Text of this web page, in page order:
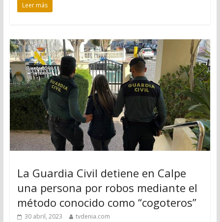
Leer más
La Guardia Civil detiene en Calpe
una persona por robos mediante el
método conocido como “cogoteros”
30 abril, 2023 tvdenia.com